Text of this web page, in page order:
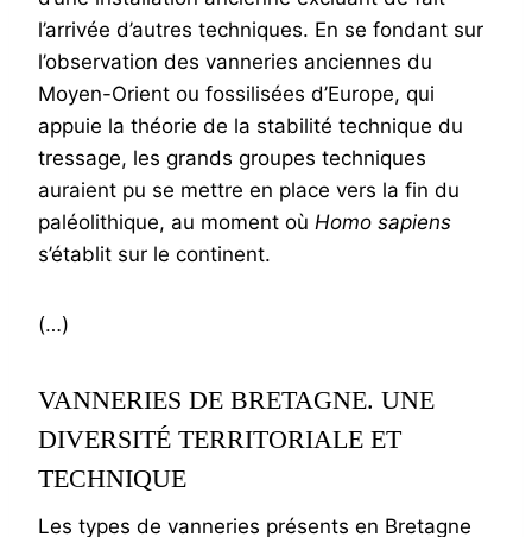
l’arrivée d’autres techniques. En se fondant sur
l’observation des vanneries anciennes du
Moyen-Orient ou fossilisées d’Europe, qui
appuie la théorie de la stabilité technique du
tressage, les grands groupes techniques
auraient pu se mettre en place vers la fin du
paléolithique, au moment où Homo sapiens
s’établit sur le continent.
(…)
VANNERIES DE BRETAGNE. UNE
DIVERSITÉ TERRITORIALE ET
TECHNIQUE
Les types de vanneries présents en Bretagne